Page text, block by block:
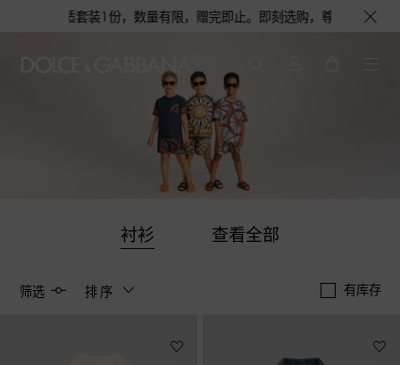
份，数量有限，赠完即止。即刻选购，尊享花呗至高12期免息分
衬衫 查看全部
筛选 排序 有库存